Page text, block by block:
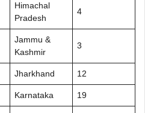
Himachal
Pradesh
4
Jammu &
Kashmir
3
Jharkhand 12
Karnataka 19